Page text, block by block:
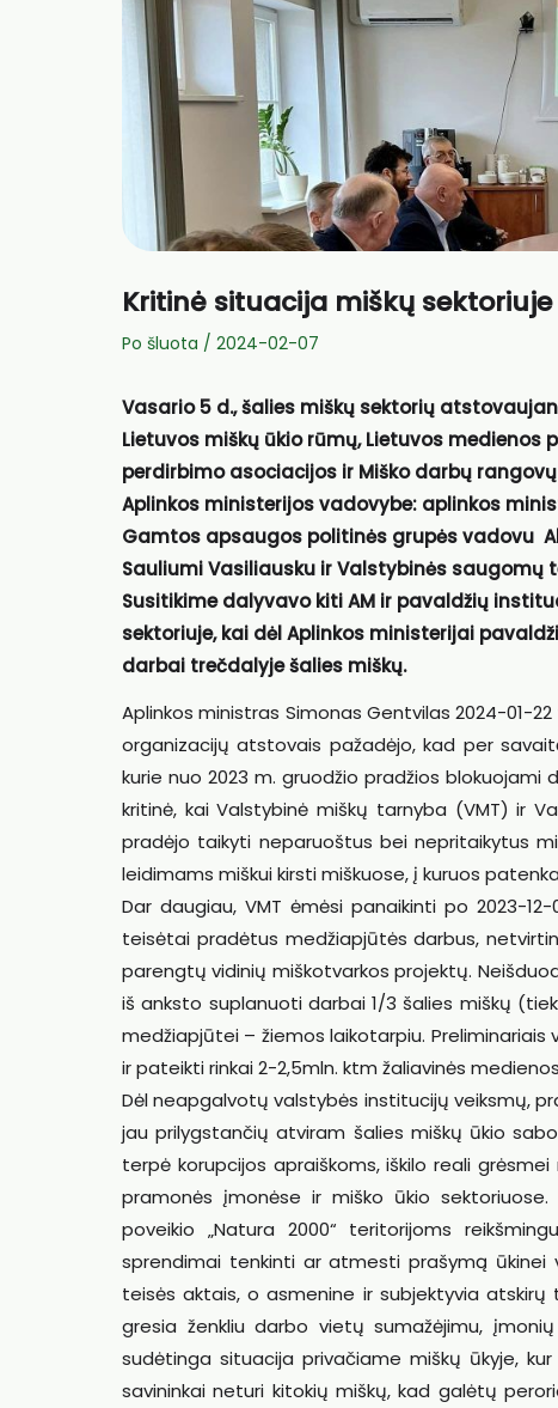
Kritinė situacija miškų sektoriuje
Po šluota / 2024-02-07
Vasario 5 d., šalies miškų sektorių
Lietuvos miškų ūkio rūmų, Lietuvos medienos
perdirbimo asociacijos ir Miško darbų
Aplinkos ministerijos vadovybe: aplinkos
Gamtos apsaugos politinės grupės vadovu
Sauliumi Vasiliausku ir Valstybinės
Susitikime dalyvavo kiti AM ir pavaldžių
sektoriuje, kai dėl Aplinkos ministerijai
darbai trečdalyje šalies miškų.
Aplinkos ministras Simonas Gentvilas 2024-01-
organizacijų atstovais pažadėjo, kad per
kurie nuo 2023 m. gruodžio pradžios
kritinė, kai Valstybinė miškų tarnyba (VMT) ir
pradėjo taikyti neparuoštus bei nepritaikytus
leidimams miškui kirsti miškuose, į kuruos
Dar daugiau, VMT ėmėsi panaikinti po 2023-
teisėtai pradėtus medžiapjūtės darbus,
parengtų vidinių miškotvarkos projektų.
iš anksto suplanuoti darbai 1/3 šalies miškų
medžiapjūtei – žiemos laikotarpiu.
ir pateikti rinkai 2-2,5mln. ktm žaliavinės
Dėl neapgalvotų valstybės institucijų veiksmų,
jau prilygstančių atviram šalies miškų ūkio
terpė korupcijos apraiškoms, iškilo reali
pramonės įmonėse ir miško ūkio
poveikio „Natura 2000“ teritorijoms
sprendimai tenkinti ar atmesti prašymą ūkinei
teisės aktais, o asmenine ir subjektyvia
gresia ženkliu darbo vietų sumažėjimu,
sudėtinga situacija privačiame miškų ūkyje,
savininkai neturi kitokių miškų, kad galėtų